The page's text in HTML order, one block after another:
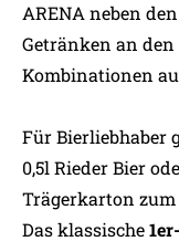
ARENA neben
Getränken an den
Kombinationen
Für Bierliebhaber
0,5l Rieder Bier
Trägerkarton
Das klassische